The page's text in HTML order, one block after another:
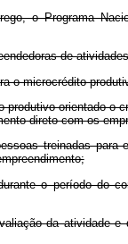
o Programa
de
o microcrédito
orientado
direto com os
treinadas para
o período do
da atividade